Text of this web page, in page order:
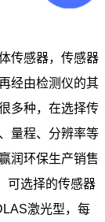
传感器，传感器
经由检测仪的其
多种，在选择传
量程、分辨率等
润环保生产销售
可选择的传感器
激光型，每